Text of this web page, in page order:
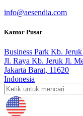
info@aesendia.com
Kantor Pusat
Business Park Kb. Jeruk
Jl. Raya Kb. Jeruk Jl.
Jakarta Barat, 11620
Indonesia